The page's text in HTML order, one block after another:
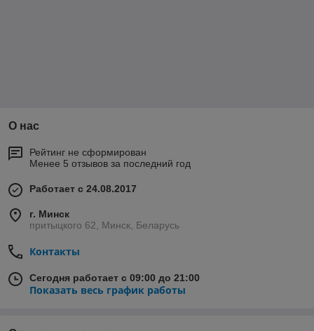
О нас
Рейтинг не сформирован
Менее 5 отзывов за последний год
Работает с 24.08.2017
г. Минск
притыцкого 62, Минск, Беларусь
Контакты
Сегодня работает с 09:00 до 21:00
Показать весь график работы